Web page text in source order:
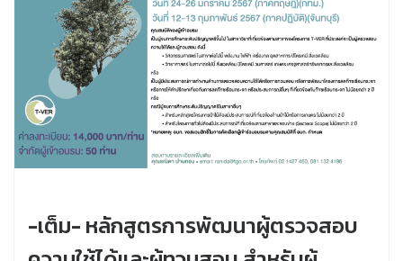
-เต็ม- หลักสูตรการพัฒนาผู้ตรวจสอบ